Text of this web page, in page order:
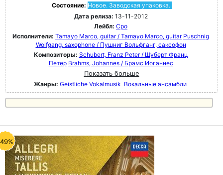
Состояние: Новое. Заводская упаковка.
Дата релиза: 13-11-2012
Лейбл: Cpo
Исполнители: Tamayo Marco, guitar / Tamayo Marco, guitar Puschnig
Wolfgang, saxophone / Пушниг Вольфганг, саксофон
Композиторы: Schubert, Franz Peter / Шуберт Франц
Петер Brahms, Johannes / Брамс Иоганнес
Показать больше
Жанры: Geistliche Vokalmusik Вокальные ансамбли